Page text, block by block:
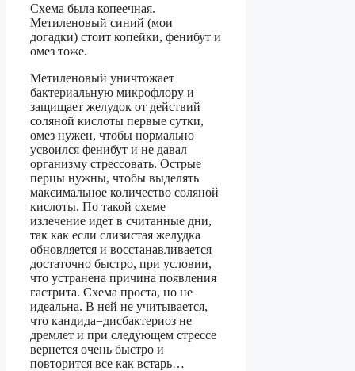
Схема была копеечная.
Метиленовый синий (мои
догадки) стоит копейки, фенибут и
омез тоже.
Метиленовый уничтожает
бактериальную микрофлору и
защищает желудок от действий
соляной кислоты первые сутки,
омез нужен, чтобы нормально
усвоился фенибут и не давал
организму стрессовать. Острые
перцы нужны, чтобы выделять
максимальное количество соляной
кислоты. По такой схеме
излечение идет в считанные дни,
так как если слизистая желудка
обновляется и восстанавливается
достаточно быстро, при условии,
что устранена причина появления
гастрита. Схема проста, но не
идеальна. В ней не учитывается,
что кандида=дисбактериоз не
дремлет и при следующем стрессе
вернется очень быстро и
повторится все как встарь…